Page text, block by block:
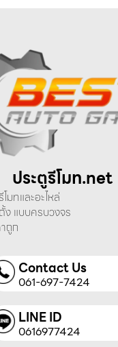
ประตูรีโมท.net
มทและอะไหล่
แบบครบวงจร
ถูก
Contact Us
061-697-7424
LINE ID
0616977424